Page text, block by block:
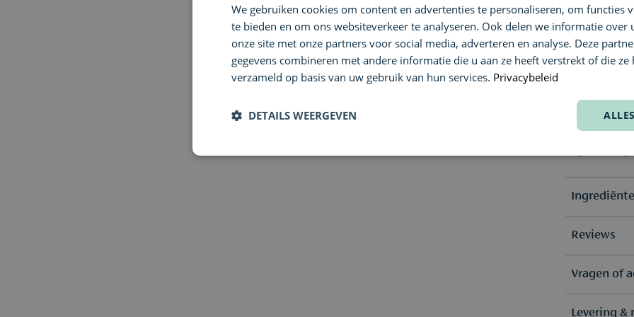
- Vermijd
- buiten
- Niet
- Dompel
- Het
- Wij
stevig
Propan-2-
Vanwege
Reviews
(0)
Vragen of
Heb je een
Levering &
We gebruiken cookies om content en advertenties te personaliseren, om functies
te bieden en om ons websiteverkeer te analyseren. Ook delen we informatie over
onze site met onze partners voor social media, adverteren en analyse. Deze
gegevens combineren met andere informatie die u aan ze heeft verstrekt of die ze
verzameld op basis van uw gebruik van hun services. Privacybeleid
DETAILS WEERGEVEN